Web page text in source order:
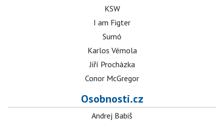
KSW
I am Figter
Sumó
Karlos Vémola
Jiří Procházka
Conor McGregor
Osobnosti.cz
Andrej Babiš